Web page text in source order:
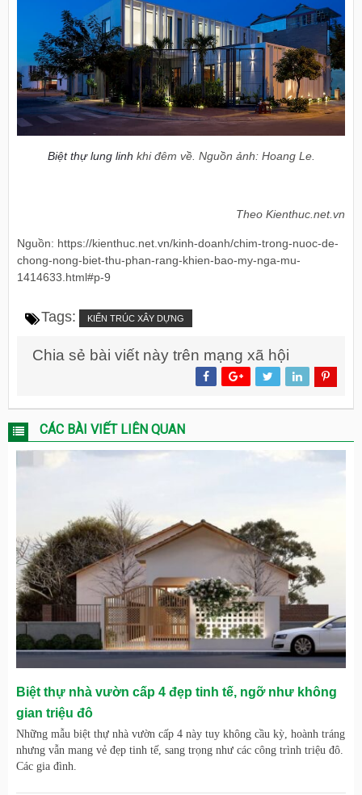
Biệt thự lung linh khi đêm về. Nguồn ảnh: Hoang Le.
Theo Kienthuc.net.vn
Nguồn: https://kienthuc.net.vn/kinh-doanh/chim-trong-nuoc-de-
chong-nong-biet-thu-phan-rang-khien-bao-my-nga-mu-
1414633.html#p-9
Tags: KIẾN TRÚC XÂY DỰNG
Chia sẻ bài viết này trên mạng xã hội
CÁC BÀI VIẾT LIÊN QUAN
Biệt thự nhà vườn cấp 4 đẹp tinh tế, ngỡ như không
gian triệu đô
Những mẫu biệt thự nhà vườn cấp 4 này tuy không cầu kỳ, hoành tráng
nhưng vẫn mang vẻ đẹp tinh tế, sang trọng như các công trình triệu đô.
Các gia đình.